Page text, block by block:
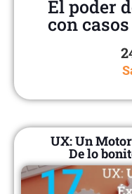
El poder
con
UX: Un
De lo